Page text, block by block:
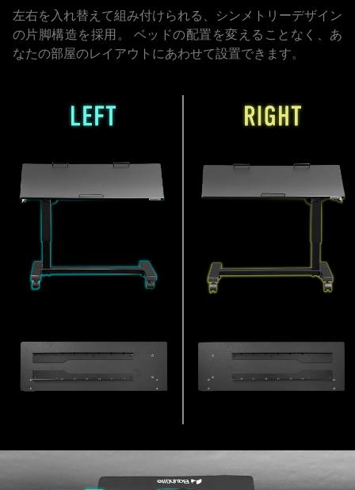
左右を入れ替えて組み付けられる、シンメトリーデザイン
の片脚構造を採用。
ベッドの配置を変えることなく、あ
なたの部屋のレイアウトにあわせて設置できます。